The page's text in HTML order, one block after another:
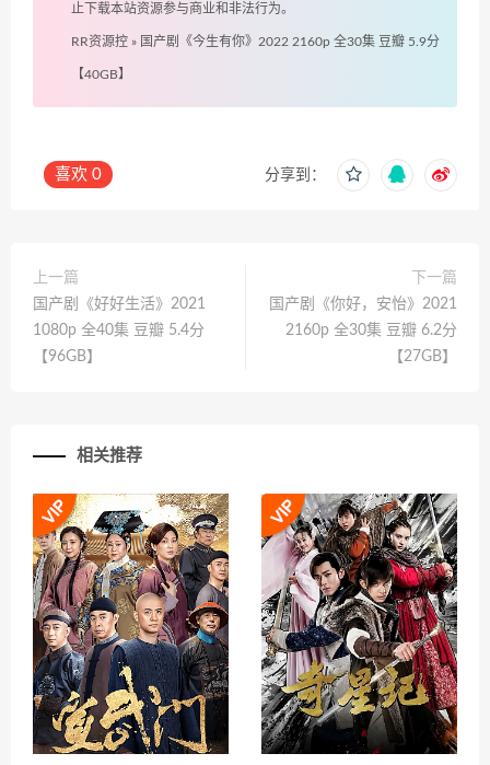
止下载本站资源参与商业和非法行为。
RR资源控 » 国产剧《今生有你》2022 2160p 全30集 豆瓣 5.9分
【40GB】
喜欢 0 分享到：
上一篇
国产剧《好好生活》2021
1080p 全40集 豆瓣 5.4分
【96GB】
下一篇
国产剧《你好，安怡》2021
2160p 全30集 豆瓣 6.2分
【27GB】
相关推荐